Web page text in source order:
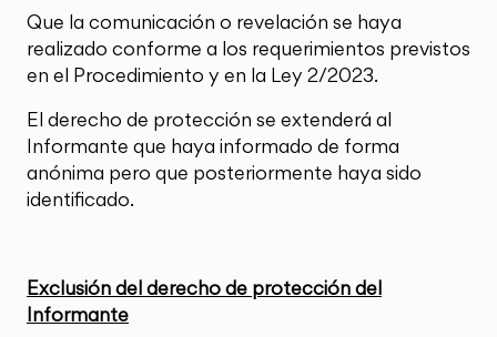
Que la comunicación o revelación se haya
realizado conforme a los requerimientos previstos
en el Procedimiento y en la Ley 2/2023.
El derecho de protección se extenderá al
Informante que haya informado de forma
anónima pero que posteriormente haya sido
identificado.
Exclusión del derecho de protección del
Informante